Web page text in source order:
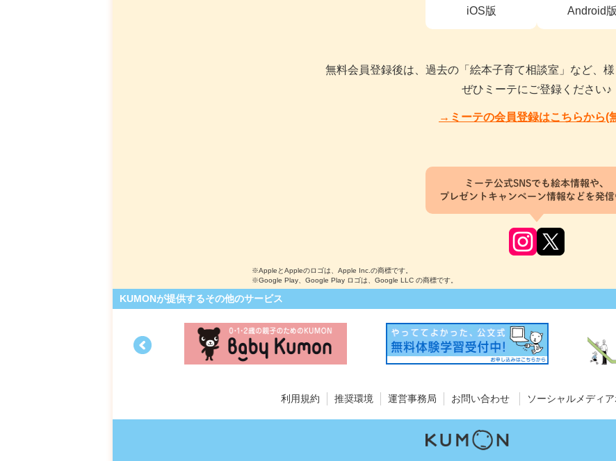
iOS版 Android版
無料会員登録後は、過去の「絵本子育て相談室」など、
ぜひミーテにご登録ください♪
→ミーテの会員登録はこちらから(
ミーテ公式SNSでも絵本情報や、
プレゼントキャンペーン情報などを発信
※AppleとAppleのロゴは、Apple Inc.の商標です。
※Google Play、Google Play ロゴは、Google LLC の商標です。
KUMONが提供するその他のサービス
利用規約 推奨環境 運営事務局 お問い合わせ ソーシャルメディ